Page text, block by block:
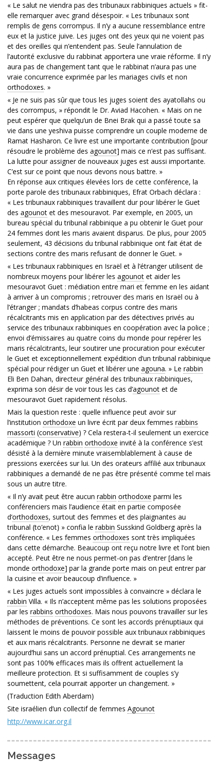
« Le salut ne viendra pas des tribunaux rabbiniques actuels » fit-
elle remarquer avec grand désespoir. « Les tribunaux sont
remplis de gens corrompus. Il n’y a aucune ressemblance entre
eux et la justice juive. Les juges ont des yeux qui ne voient pas
et des oreilles qui n’entendent pas. Seule l’annulation de
l’autorité exclusive du rabbinat apportera une vraie réforme. Il n’y
aura pas de changement tant que le rabbinat n’aura pas une
vraie concurrence exprimée par les mariages civils et non
orthodoxes. »
« Je ne suis pas sûr que tous les juges soient des ayatollahs ou
des corrompus, » répondit le Dr. Aviad Hacohen. « Mais on ne
peut espérer que quelqu’un de Bnei Brak qui a passé toute sa
vie dans une yeshiva puisse comprendre un couple moderne de
Ramat Hasharon. Ce livre est une importante contribution [pour
résoudre le problème des agounot] mais ce n’est pas suffisant.
La lutte pour assigner de nouveaux juges est aussi importante.
C’est sur ce point que nous devons nous battre. »
En réponse aux critiques élevées lors de cette conférence, la
porte parole des tribunaux rabbiniques, Efrat Orbach déclara :
« Les tribunaux rabbiniques travaillent dur pour libérer le Guet
des agounot et des mesouravot. Par exemple, en 2005, un
bureau spécial du tribunal rabbinique a pu obtenir le Guet pour
24 femmes dont les maris avaient disparus. De plus, pour 2005
seulement, 43 décisions du tribunal rabbinique ont fait état de
sections contre des maris refusant de donner le Guet. »
« Les tribunaux rabbiniques en Israël et à l’étranger utilisent de
nombreux moyens pour libérer les agounot et aider les
mesouravot Guet : médiation entre mari et femme en les aidant
à arriver à un compromis ; retrouver des maris en Israël ou à
l’étranger ; mandats d’habeas corpus contre des maris
récalcitrants mis en application par des détectives privés au
service des tribunaux rabbiniques en coopération avec la police ;
envoi d’émissaires au quatre coins du monde pour repérer les
maris récalcitrants, leur soutirer une procuration pour exécuter
le Guet et exceptionnellement expédition d’un tribunal rabbinique
spécial pour rédiger un Guet et libérer une agouna. » Le rabbin
Eli Ben Dahan, directeur général des tribunaux rabbiniques,
exprima son désir de voir tous les cas d’agounot et de
mesouravot Guet rapidement résolus.
Mais la question reste : quelle influence peut avoir sur
l’institution orthodoxe un livre écrit par deux femmes rabbins
massorti (conservative) ? Cela restera-t-il seulement un exercice
académique ? Un rabbin orthodoxe invité à la conférence s’est
désisté à la dernière minute vraisemblablement à cause de
pressions exercées sur lui. Un des orateurs affilié aux tribunaux
rabbiniques a demandé de ne pas être présenté comme tel mais
sous un autre titre.
« Il n’y avait peut être aucun rabbin orthodoxe parmi les
conférenciers mais l’audience était en partie composée
d’orthodoxes, surtout des femmes et des plaignantes au
tribunal (to’enot) » confia le rabbin Susskind Goldberg après la
conférence. « Les femmes orthodoxes sont très impliquées
dans cette démarche. Beaucoup ont reçu notre livre et l’ont bien
accepté. Peut être ne nous permet-on pas d’entrer [dans le
monde orthodoxe] par la grande porte mais on peut entrer par
la cuisine et avoir beaucoup d’influence. »
« Les juges actuels sont impossibles à convaincre » déclara le
rabbin Villa. « Ils n’acceptent même pas les solutions proposées
par les rabbins orthodoxes. Mais nous pouvons travailler sur les
méthodes de préventions. Ce sont les accords prénuptiaux qui
laissent le moins de pouvoir possible aux tribunaux rabbiniques
et aux maris récalcitrants. Personne ne devrait se marier
aujourd’hui sans un accord prénuptial. Ces arrangements ne
sont pas 100% efficaces mais ils offrent actuellement la
meilleure protection. Et si suffisamment de couples s’y
soumettent, cela pourrait apporter un changement. »
(Traduction Edith Aberdam)
Site israélien d’un collectif de femmes Agounot
http://www.icar.org.il
Messages